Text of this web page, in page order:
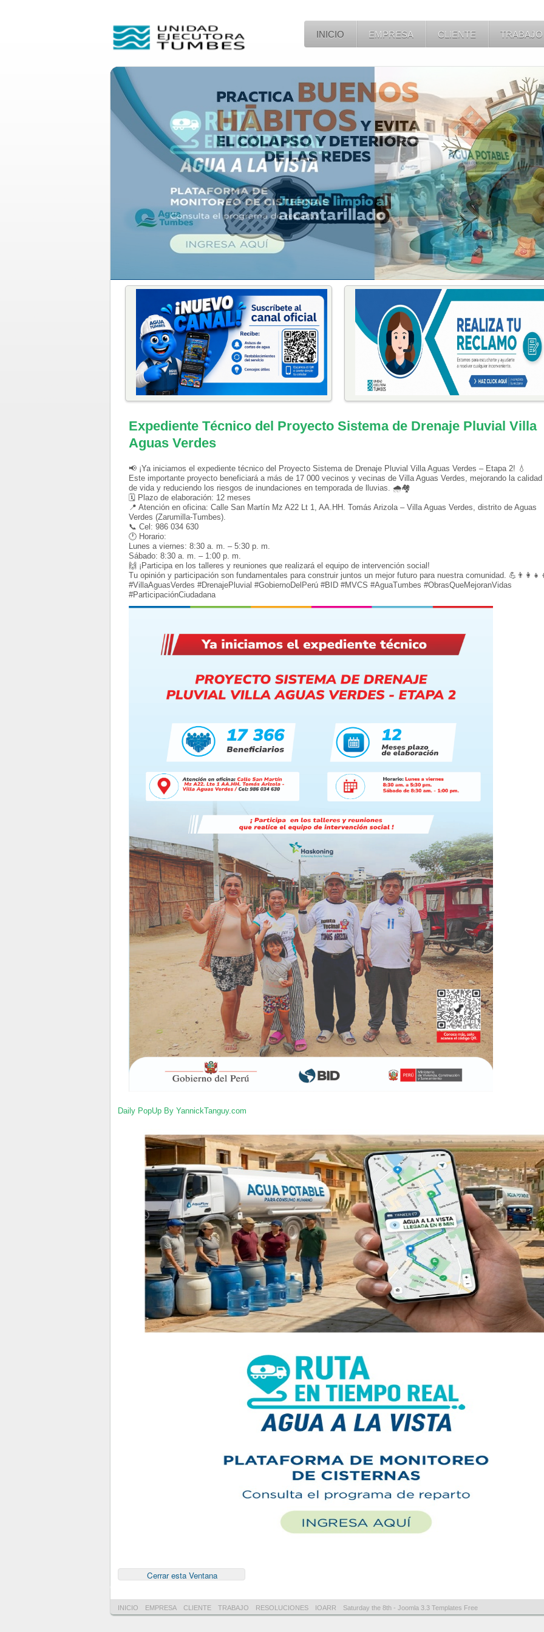
INICIO EMPRESA CLIENTE TRABAJO
Expediente Técnico del Proyecto Sistema de Drenaje Pluvial Villa
Aguas Verdes
📢 ¡Ya iniciamos el expediente técnico del Proyecto Sistema de Drenaje Pluvial Villa Aguas Verdes – Etapa 2! 💧
Este importante proyecto beneficiará a más de 17 000 vecinos y vecinas de Villa Aguas Verdes, mejorando la calidad
de vida y reduciendo los riesgos de inundaciones en temporada de lluvias. 🌧🏘
🗓 Plazo de elaboración: 12 meses
📍 Atención en oficina: Calle San Martín Mz A22 Lt 1, AA.HH. Tomás Arizola – Villa Aguas Verdes, distrito de Aguas
Verdes (Zarumilla-Tumbes).
📞 Cel: 986 034 630
🕐 Horario:
Lunes a viernes: 8:30 a. m. – 5:30 p. m.
Sábado: 8:30 a. m. – 1:00 p. m.
🙌 ¡Participa en los talleres y reuniones que realizará el equipo de intervención social!
Tu opinión y participación son fundamentales para construir juntos un mejor futuro para nuestra comunidad.
#VillaAguasVerdes #DrenajePluvial #GobiernoDelPerú #BID #MVCS #AguaTumbes #ObrasQueMejoranVidas
#ParticipaciónCiudadana
Daily PopUp By YannickTanguy.com
INICIO EMPRESA CLIENTE TRABAJO RESOLUCIONES IOARR Saturday the 8th - Joomla 3.3 Templates Free